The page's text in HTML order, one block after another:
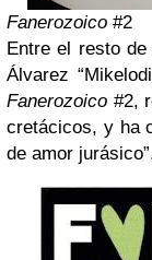
Fanerozoico #2
Entre el resto
Álvarez
Fanerozoico #2,
cretácicos, y ha
de amor